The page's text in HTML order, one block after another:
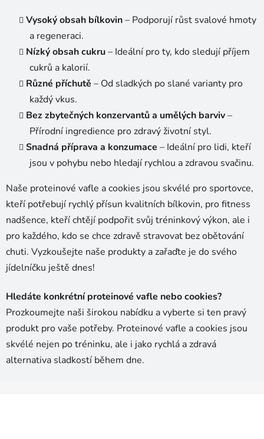
Vysoký obsah bílkovin– Podporují růst svalové hmoty
a regeneraci.
Nízký obsah cukru– Ideální pro ty, kdo sledují příjem
cukrů a kalorií.
Různé příchutě – Od sladkých po slané varianty pro
každý vkus.
Bez zbytečných konzervantů a umělých barviv–
Přírodní ingredience pro zdravý životní styl.
Snadná příprava a konzumace – Ideální pro lidi, kteří
jsou v pohybu nebo hledají rychlou a zdravou svačinu.
Naše proteinové vafle a cookies jsou skvélé pro sportovce,
kteří potřebují rychlý přísun kvalitních bílkovin, pro fitness
nadšence, kteří chtějí podpořit svůj tréninkový výkon, ale i
pro každého, kdo se chce zdravě stravovat bez obětování
chuti. Vyzkoušejte naše produkty a zařaďte je do svého
jídelníčku ještě dnes!
Hledáte konkrétní proteinové vafle nebo cookies?
Prozkoumejte naši širokou nabídku a vyberte si ten pravý
produkt pro vaše potřeby. Proteinové vafle a cookies jsou
skvélé nejen po tréninku, ale i jako rychlá a zdravá
alternativa sladkostí během dne.